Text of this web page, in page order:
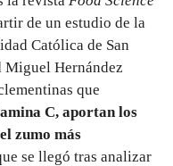
de un estudio de la
Católica de San
Hernández
que
C, aportan los
zumo más
se llegó tras analizar